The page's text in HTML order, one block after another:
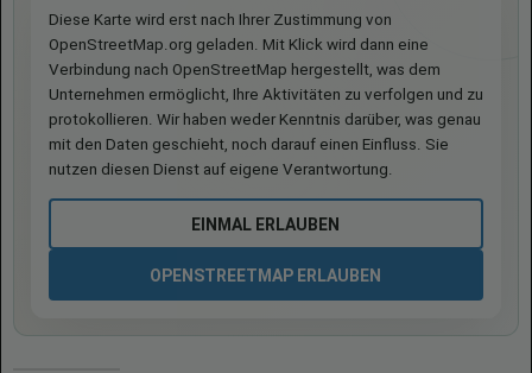
Diese Karte wird erst nach Ihrer Zustimmung von
OpenStreetMap.org geladen. Mit Klick wird dann eine
Verbindung nach OpenStreetMap hergestellt, was dem
Unternehmen ermöglicht, Ihre Aktivitäten zu verfolgen und zu
protokollieren. Wir haben weder Kenntnis darüber, was genau
mit den Daten geschieht, noch darauf einen Einfluss. Sie
nutzen diesen Dienst auf eigene Verantwortung.
EINMAL ERLAUBEN
OPENSTREETMAP ERLAUBEN